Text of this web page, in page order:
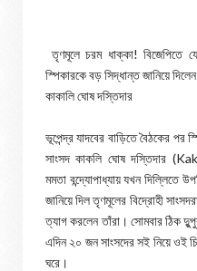
তৃণমূলে চরম ধাক্কা! বিজেপিতে
স্পিকারকে বড় সিদ্ধান্ত জানিয়ে
কাকালি ঘোষ দস্তিদার
ভূপেন্দ্র যাদবের বাড়িতে বৈঠকের পর
সাংসদ কাকলি ঘোষ দস্তিদার
মমতা বন্দ্যোপাধ্যায় যখন দিল্লিতে
জানিয়ে দিল তৃণমূলের বিদ্রোহী
ত্যাগ করলেন তাঁরা। সোমবার ঠিক
এদিন ২০ জন সাংসদের সই নিয়ে ওই
ঘরে।